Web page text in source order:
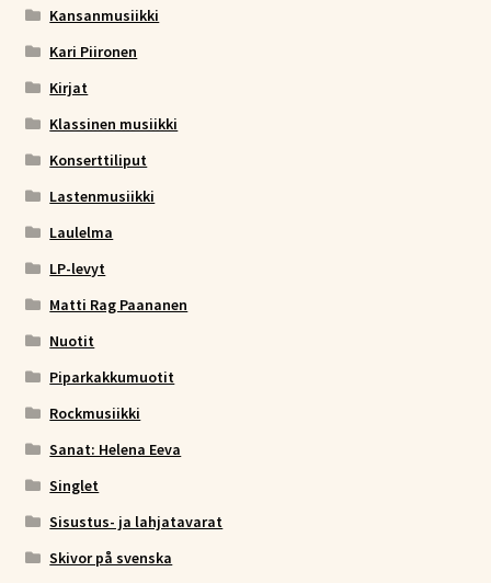
Kansanmusiikki
Kari Piironen
Kirjat
Klassinen musiikki
Konserttiliput
Lastenmusiikki
Laulelma
LP-levyt
Matti Rag Paananen
Nuotit
Piparkakkumuotit
Rockmusiikki
Sanat: Helena Eeva
Singlet
Sisustus- ja lahjatavarat
Skivor på svenska